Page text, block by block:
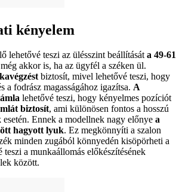
kényelem
lehetővé teszi az ülésszint beállításáta 49-61
akkor is, ha az ügyfél a széken ül.
biztosít, mivel lehetővé teszi, hogy
a fodrász magasságához igazítsa.A
lehetővé teszi, hogy kényelmes pozíciót
biztosít, ami különösen fontos a hosszú
esetén. Ennek a modellnek nagy előnyea
hagyott lyuk. Ez megkönnyíti a szalon
minden zugából könnyedén kisöpörheti a
teszi a munkaállomás előkészítésének
között.